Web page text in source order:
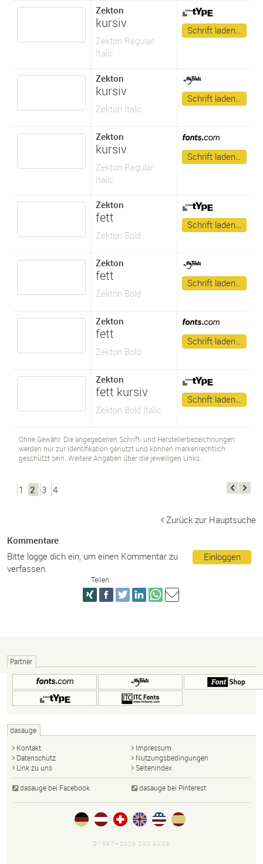
Zekton
kursiv
Zekton Regular
Italic
Schrift laden…
Zekton
kursiv
Zekton Italic
Schrift laden…
Zekton
kursiv
Zekton Regular
Italic
Schrift laden…
Zekton
fett
Zekton Bold
Schrift laden…
Zekton
fett
Zekton Bold
Schrift laden…
Zekton
fett
Zekton Bold
Schrift laden…
Zekton
fett kursiv
Zekton Bold Italic
Schrift laden…
Ohne Gewähr. Die angegebenen Schrift- und Herstellerbezeichnungen
werden nur zur Identifikation genutzt und können markenrechtlich
geschützt sein. Weitere Angaben über die jeweiligen Links.
1 2 3 4
Zurück zur Hauptsuche
Kommentare
Einloggen
Bitte logge dich ein, um einen Kommentar zu
verfassen.
Teilen
Partner
dasauge
Kontakt
Impressum
Datenschutz
Nutzungsbedingungen
Link zu uns
Seitenindex
dasauge bei Facebook dasauge bei Pinterest
©1997—2026 DAS AUGE